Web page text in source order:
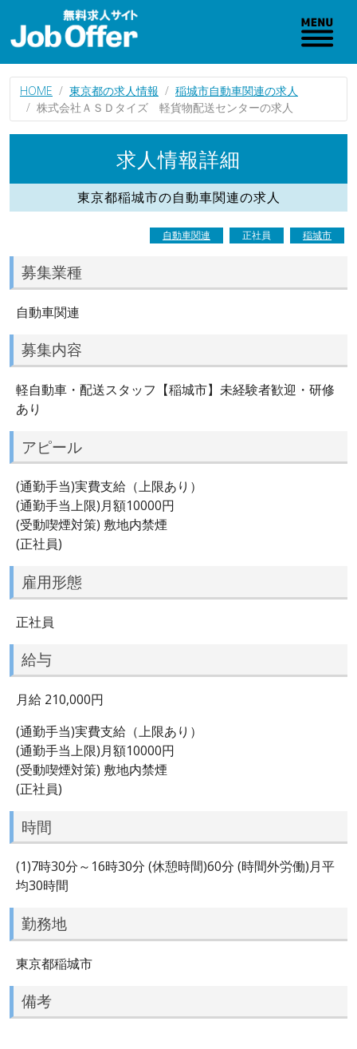
HOME 東京都の求人情報
稲城市自動車関連の求人
株式会社ＡＳＤタイズ 軽貨物配送センターの求人
求人情報詳細
東京都稲城市の自動車関連の求人
自動車関連 正社員 稲城市
募集業種
自動車関連
募集内容
軽自動車・配送スタッフ【稲城市】未経験者歓迎・研修
あり
アピール
(通勤手当)実費支給（上限あり）
(通勤手当上限)月額10000円
(受動喫煙対策) 敷地内禁煙
(正社員)
雇用形態
正社員
給与
月給 210,000円
(通勤手当)実費支給（上限あり）
(通勤手当上限)月額10000円
(受動喫煙対策) 敷地内禁煙
(正社員)
時間
(1)7時30分～16時30分 (休憩時間)60分 (時間外労働)月平
均30時間
勤務地
東京都稲城市
備考